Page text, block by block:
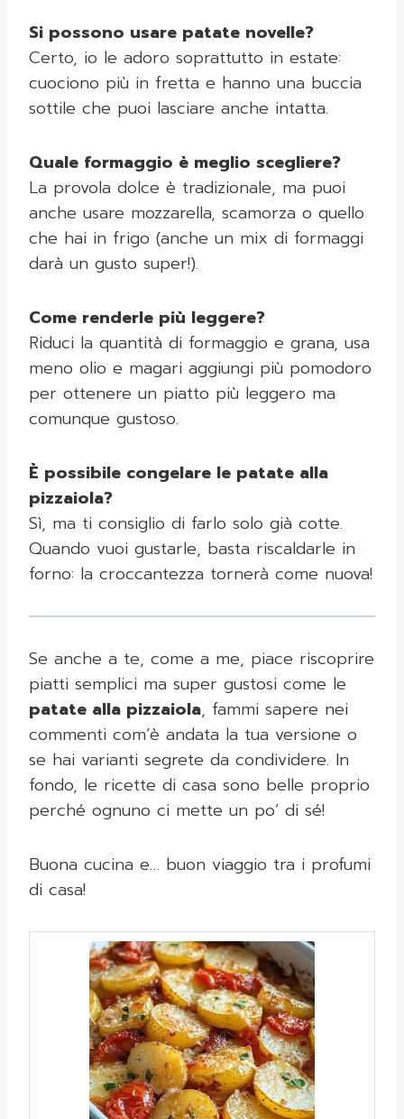
Si possono usare patate novelle?
Certo, io le adoro soprattutto in estate:
cuociono più in fretta e hanno una buccia
sottile che puoi lasciare anche intatta.
Quale formaggio è meglio scegliere?
La provola dolce è tradizionale, ma puoi
anche usare mozzarella, scamorza o quello
che hai in frigo (anche un mix di formaggi
darà un gusto super!).
Come renderle più leggere?
Riduci la quantità di formaggio e grana, usa
meno olio e magari aggiungi più pomodoro
per ottenere un piatto più leggero ma
comunque gustoso.
È possibile congelare le patate alla
pizzaiola?
Sì, ma ti consiglio di farlo solo già cotte.
Quando vuoi gustarle, basta riscaldarle in
forno: la croccantezza tornerà come nuova!
Se anche a te, come a me, piace riscoprire
piatti semplici ma super gustosi come le
patate alla pizzaiola, fammi sapere nei
commenti com’è andata la tua versione o
se hai varianti segrete da condividere. In
fondo, le ricette di casa sono belle proprio
perché ognuno ci mette un po’ di sé!
Buona cucina e… buon viaggio tra i profumi
di casa!